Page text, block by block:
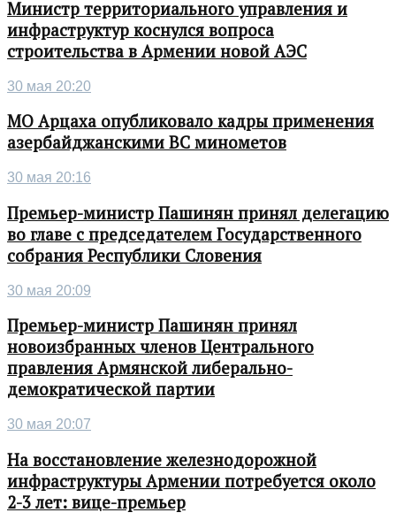
Министр территориального управления и
инфраструктур коснулся вопроса
строительства в Армении новой АЭС
30 мая 20:20
МО Арцаха опубликовало кадры применения
азербайджанскими ВС минометов
30 мая 20:16
Премьер-министр Пашинян принял делегацию
во главе с председателем Государственного
собрания Республики Словения
30 мая 20:09
Премьер-министр Пашинян принял
новоизбранных членов Центрального
правления Армянской либерально-
демократической партии
30 мая 20:07
На восстановление железнодорожной
инфраструктуры Армении потребуется около
2-3 лет: вице-премьер